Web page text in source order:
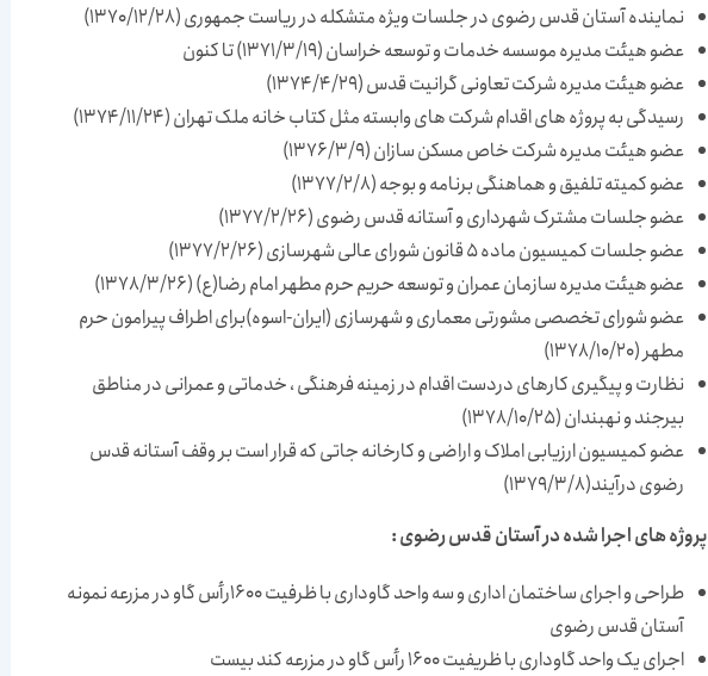
نماینده آستان قدس رضوی در جلسات ویژه متشکله در ریاست جمهوری (1370/12/28)
عضو هیئت مدیره موسسه خدمات و توسعه خراسان (1371/3/19) تا کنون
عضو هیئت مدیره شرکت تعاونی گرانیت قدس (1374/4/29)
رسیدگی به پروژه های اقدام شرکت های وابسته مثل کتاب خانه ملک تهران (1374/11/24)
عضو هیئت مدیره شرکت خاص مسکن سازان (1376/3/9)
عضو کمیته تلفیق و هماهنگی برنامه و بوجه (1377/2/8)
عضو جلسات مشترک شهرداری و آستانه قدس رضوی (1377/2/26)
عضو جلسات کمیسیون ماده 5 قانون شورای عالی شهرسازی (1377/2/26)
عضو هیئت مدیره سازمان عمران و توسعه حریم حرم مطهر امام رضا(ع) (1378/3/26)
عضو شورای تخصصی مشورتی معماری و شهرسازی (ایران-اسوه)برای اطراف پیرامون حرم
مطهر (1378/10/20)
نظارت و پیگیری کارهای دردست اقدام در زمینه فرهنگی ، خدماتی و عمرانی در مناطق
بیرجند و نهبندان (1378/10/25)
عضو کمیسیون ارزیابی املاک و اراضی و کارخانه جاتی که قرار است بر وقف آستانه قدس
رضوی درآیند(1379/3/8)
پروژه های اجرا شده در آستان قدس رضوی :
طراحی و اجرای ساختمان اداری و سه واحد گاوداری با ظرفیت 1600رأس گاو در مزرعه نمونه
آستان قدس رضوی
اجرای یک واحد گاوداری با ظریفیت 1600 رأس گاو در مزرعه کند بیست